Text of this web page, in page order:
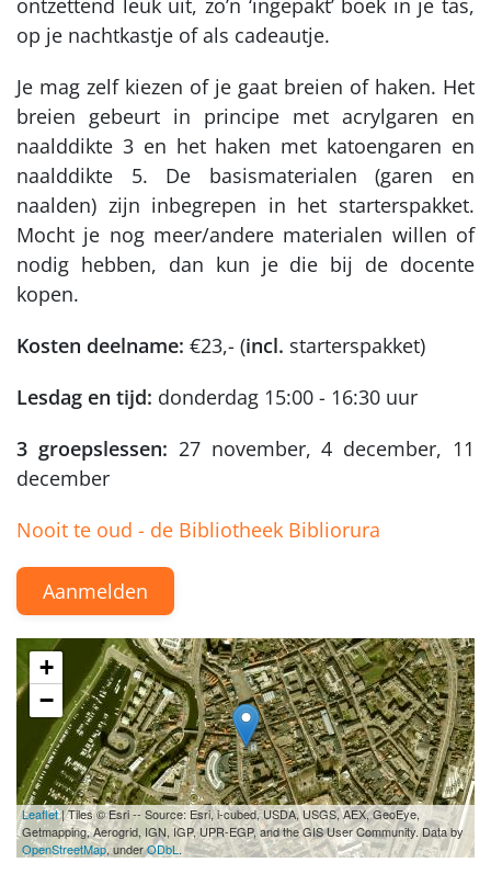
ontzettend leuk uit, zo’n ‘ingepakt’ boek in je tas,
op je nachtkastje of als cadeautje.
Je mag zelf kiezen of je gaat breien of haken. Het
breien gebeurt in principe met acrylgaren en
naalddikte 3 en het haken met katoengaren en
naalddikte 5. De basismaterialen (garen en
naalden) zijn inbegrepen in het starterspakket.
Mocht je nog meer/andere materialen willen of
nodig hebben, dan kun je die bij de docente
kopen.
Kosten deelname: €23,- (incl. starterspakket)
Lesdag en tijd: donderdag 15:00 - 16:30 uur
3 groepslessen: 27 november, 4 december, 11
december
Nooit te oud - de Bibliotheek Bibliorura
Aanmelden
+
−
Leaflet| Tiles © Esri -- Source: Esri, i-cubed, USDA, USGS, AEX, GeoEye,
Getmapping, Aerogrid, IGN, IGP, UPR-EGP, and the GIS User Community. Data by
OpenStreetMap, underODbL.